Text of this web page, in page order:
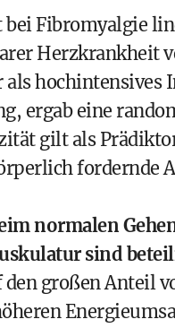
Fibromyalgie
Herzkrankheit
hochintensives
ergab eine
gilt als
fordernde
normalen
sind
großen Anteil